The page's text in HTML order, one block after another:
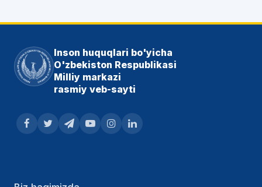
Inson huquqlari bo'yicha
O'zbekiston Respublikasi
Milliy markazi
rasmiy veb-sayti